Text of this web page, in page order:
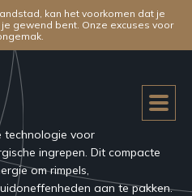
kan het voorkomen dat je
gewend bent. Onze excuses voor
technologie voor
ingrepen. Dit compacte
om rimpels,
aan te pakken.